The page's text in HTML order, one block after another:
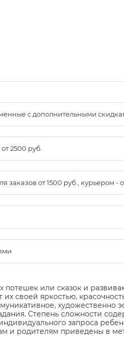
с дополнительными
2500 руб.
от 1500 руб., курьером -
потешек или сказок и
своей яркостью,
художественно
Степень сложности
запроса
и родителям приведены в